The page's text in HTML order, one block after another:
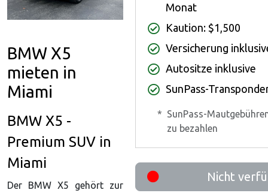
Monat
Kaution: $1,500
Versicherung
Autositze inklusive
SunPass-
* SunPass-
zu bezahlen
Nicht
BMW X5
mieten in
Miami
BMW X5 -
Premium SUV in
Miami
Der BMW X5 gehört zur